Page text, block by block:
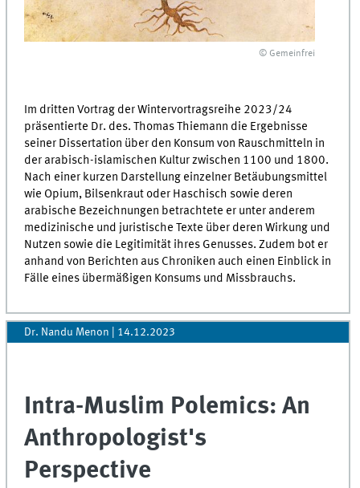
© Gemeinfrei
Im dritten Vortrag der Wintervortragsreihe 2023/24
präsentierte Dr. des. Thomas Thiemann die Ergebnisse
seiner Dissertation über den Konsum von Rauschmitteln in
der arabisch-islamischen Kultur zwischen 1100 und 1800.
Nach einer kurzen Darstellung einzelner Betäubungsmittel
wie Opium, Bilsenkraut oder Haschisch sowie deren
arabische Bezeichnungen betrachtete er unter anderem
medizinische und juristische Texte über deren Wirkung und
Nutzen sowie die Legitimität ihres Genusses. Zudem bot er
anhand von Berichten aus Chroniken auch einen Einblick in
Fälle eines übermäßigen Konsums und Missbrauchs.
Dr. Nandu Menon 14.12.2023
Intra-Muslim Polemics: An
Anthropologist's
Perspective